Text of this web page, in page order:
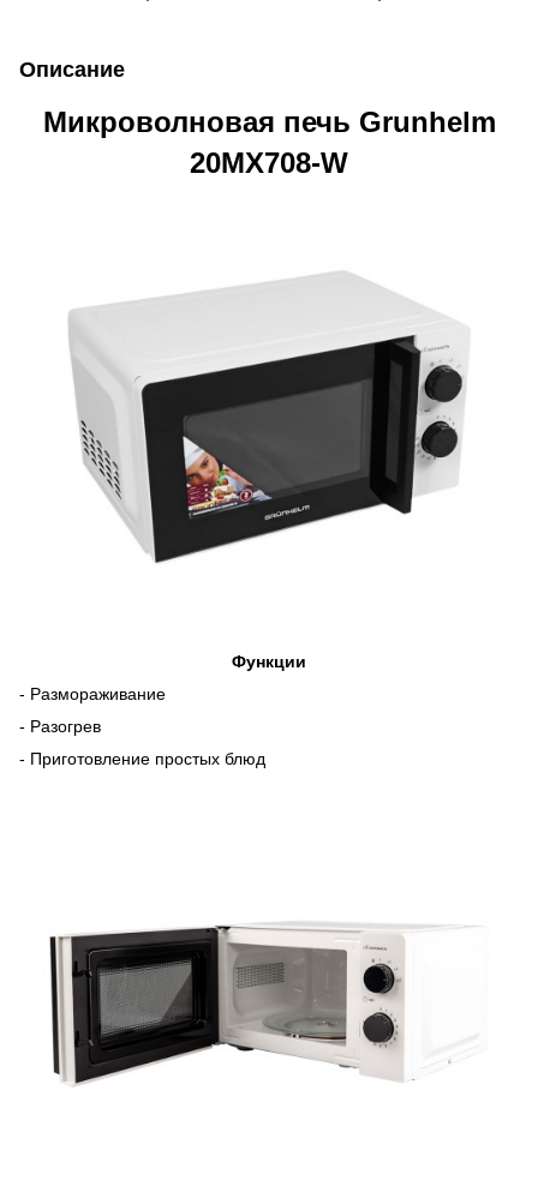
Описание
Микроволновая печь Grunhelm
20MX708-W
Функции
- Размораживание
- Разогрев
- Приготовление простых блюд